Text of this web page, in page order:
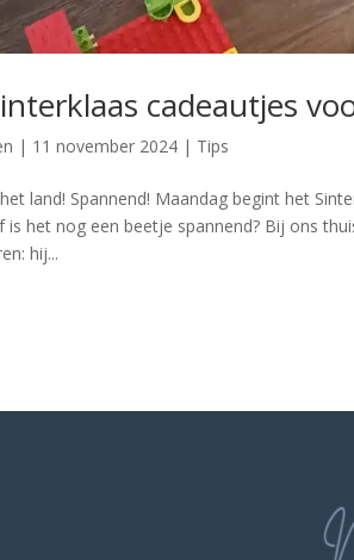
cadeautjes
| 11 november 2024 | Tips
land! Spannend! Maandag begint het
is het nog een beetje spannend? Bij ons
hij...